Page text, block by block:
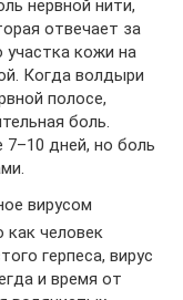
нервной нити,
отвечает за
участка кожи на
Когда волдыри
полосе,
боль.
дней, но боль
вирусом
как человек
герпеса, вирус
и время от